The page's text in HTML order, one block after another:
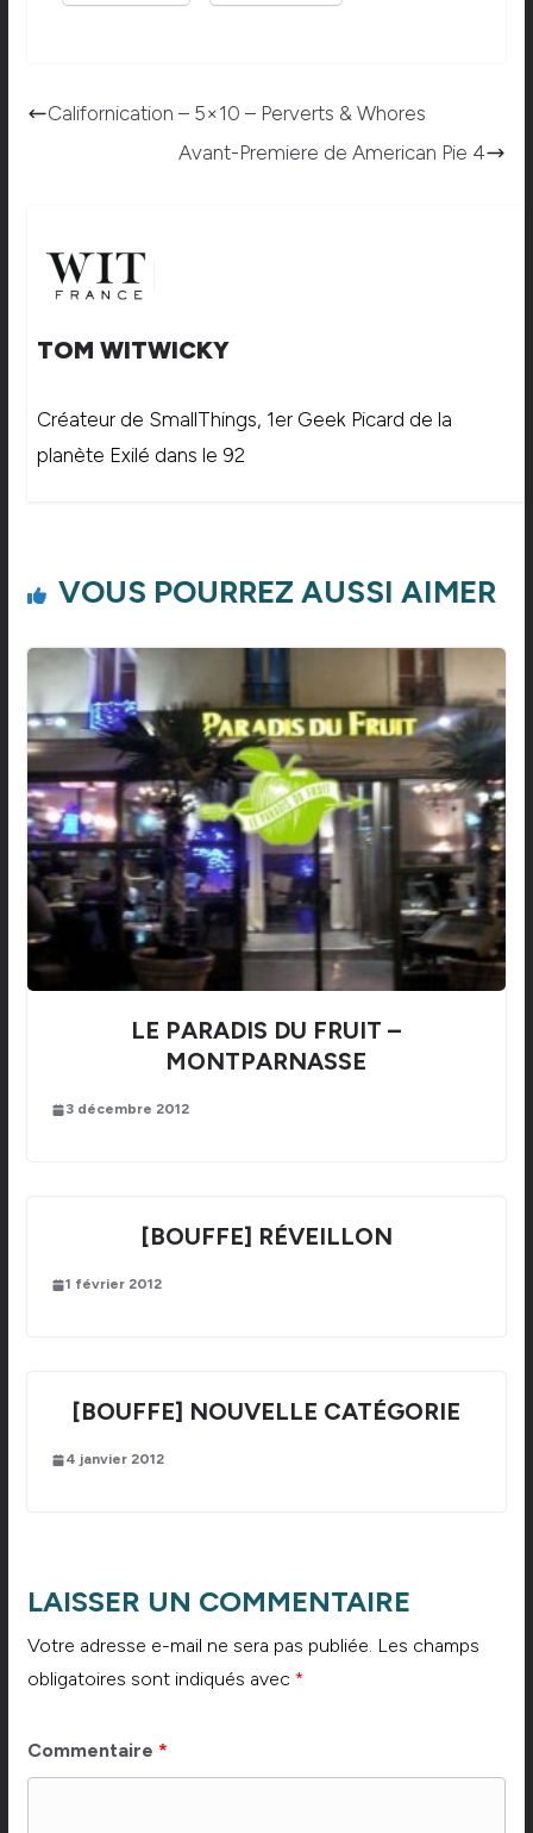
Californication – 5×10 – Perverts & Whores
Avant-Premiere de American Pie 4
TOM WITWICKY
Créateur de SmallThings, 1er Geek Picard de la
planète Exilé dans le 92
VOUS POURREZ AUSSI AIMER
LE PARADIS DU FRUIT –
MONTPARNASSE
3 décembre 2012
[BOUFFE] RÉVEILLON
1 février 2012
[BOUFFE] NOUVELLE CATÉGORIE
4 janvier 2012
LAISSER UN COMMENTAIRE
Votre adresse e-mail ne sera pas publiée. Les champs
obligatoires sont indiqués avec *
Commentaire *